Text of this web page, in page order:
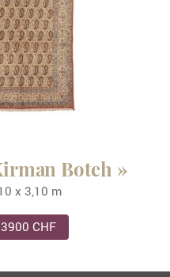
Boteh »
x 3,10 m
3900 CHF